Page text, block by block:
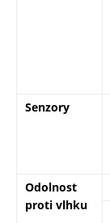
Senzory
Odolnost
proti vlhku